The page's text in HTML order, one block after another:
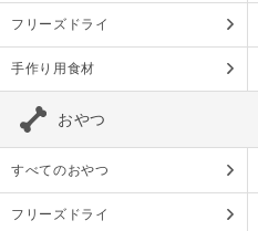
フリーズドライ
手作り用食材
おやつ
すべてのおやつ
フリーズドライ